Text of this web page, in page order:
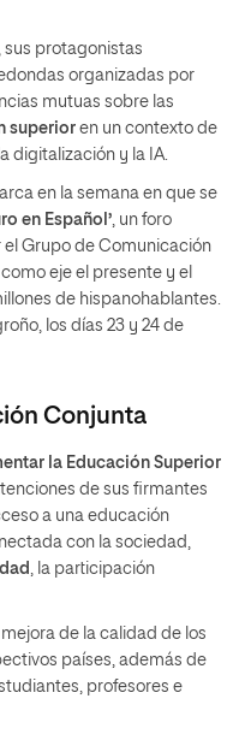
sus protagonistas
organizadas por
mutuas sobre las
superior en un contexto de
digitalización y la IA.
en la semana en que se
en Español’ , un foro
Grupo de Comunicación
eje el presente y el
de hispanohablantes.
los días 23 y 24 de
Conjunta
la Educación Superior
de sus firmantes
a una educación
con la sociedad,
, la participación
de la calidad de los
países, además de
profesores e